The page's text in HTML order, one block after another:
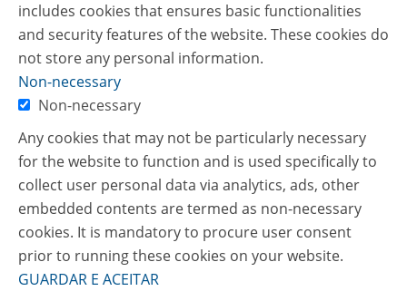
includes cookies that ensures basic functionalities
and security features of the website. These cookies do
not store any personal information.
Non-necessary
Non-necessary
Any cookies that may not be particularly necessary
for the website to function and is used specifically to
collect user personal data via analytics, ads, other
embedded contents are termed as non-necessary
cookies. It is mandatory to procure user consent
prior to running these cookies on your website.
GUARDAR E ACEITAR